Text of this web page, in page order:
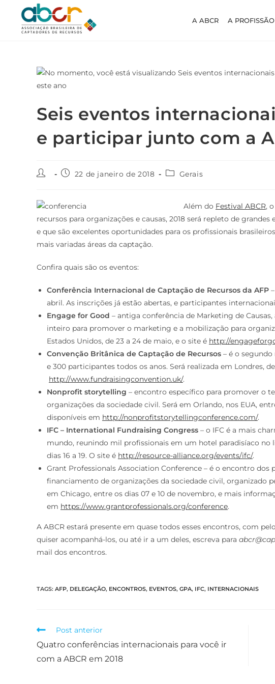
A ABCR A PROFISSÃO
Seis eventos
e participar junto com a
22 de janeiro de 2018 Gerais
Além do Festival ABCR,
recursos para organizações e causas, 2018 será repleto de
e que são excelentes oportunidades para os profissionais
mais variadas áreas da captação.
Confira quais são os eventos:
Conferência Internacional de Captação de Recursos da AFP
abril. As inscrições já estão abertas, e participantes
Engage for Good – antiga conferência de Marketing de
inteiro para promover o marketing e a mobilização para
Estados Unidos, de 23 a 24 de maio, e o site é http://
Convenção Britânica de Captação de Recursos – é o
e 300 participantes todos os anos. Será realizada em Londres,
http://www.fundraisingconvention.uk/.
Nonprofit storytelling – encontro específico para promover o
organizações da sociedade civil. Será em Orlando, nos EUA,
disponíveis em http://nonprofitstorytellingconference.com/.
IFC – International Fundraising Congress – o IFC é a mais
mundo, reunindo mil profissionais em um hotel paradisíaco no
dias 16 a 19. O site é http://resource-alliance.org/events/ifc/.
Grant Professionals Association Conference – é o encontro
financiamento de organizações da sociedade civil, organizado
em Chicago, entre os dias 07 e 10 de novembro, e mais
em https://www.grantprofessionals.org/conference.
A ABCR estará presente em quase todos esses encontros, com
quiser acompanhá-los, ou até ir a um deles, escreva para
mail dos encontros.
TAGS: AFP, DELEGAÇÃO, ENCONTROS, EVENTOS, GPA, IFC, INTERNACIONAIS
Post anterior
Quatro conferências internacionais para você ir
com a ABCR em 2018